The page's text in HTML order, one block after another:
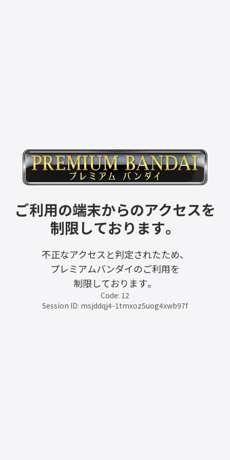
ご利用の端末からのアクセスを
制限しております。
不正なアクセスと判定されたため、
プレミアムバンダイのご利用を
制限しております。
Code: 12
Session ID: msjddqj4-1tmxoz5uog4xwb97f